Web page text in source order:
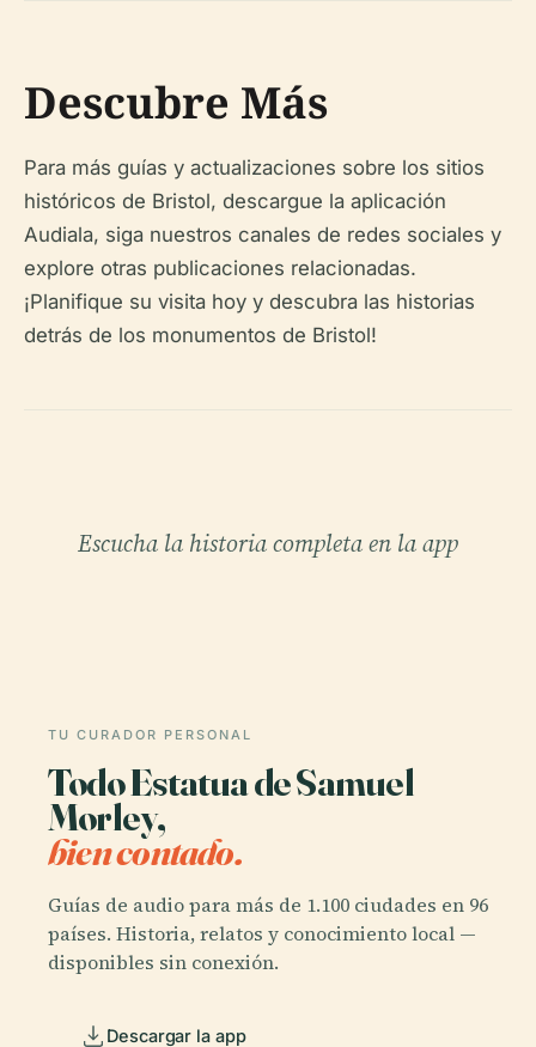
Descubre Más
Para más guías y actualizaciones sobre los sitios
históricos de Bristol, descargue la aplicación
Audiala, siga nuestros canales de redes sociales y
explore otras publicaciones relacionadas.
¡Planifique su visita hoy y descubra las historias
detrás de los monumentos de Bristol!
Escucha la historia completa en la app
TU CURADOR PERSONAL
Todo Estatua de Samuel
Morley,
bien contado.
Guías de audio para más de 1.100 ciudades en 96
países. Historia, relatos y conocimiento local —
disponibles sin conexión.
Descargar la app